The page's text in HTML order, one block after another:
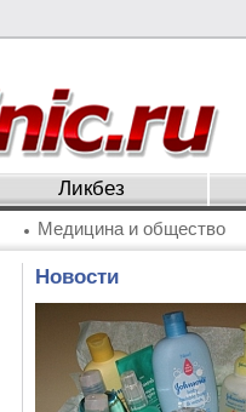
Ликбез
Медицина и общество
Новости